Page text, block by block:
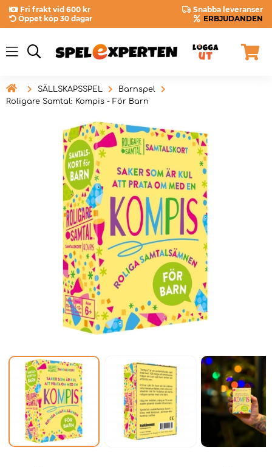
Fri frakt vid 600 kr
Snabba leveranser
Öppet köp 30 dagar
ERBJUDANDEN
 SÄLLSKAPSSPEL
Barnspel
Roligare Samtal: Kompis - För Barn